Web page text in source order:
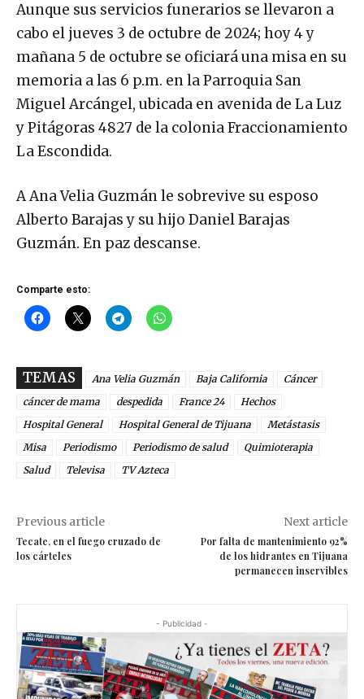
Aunque sus servicios funerarios se llevaron a
cabo el jueves 3 de octubre de 2024; hoy 4 y
mañana 5 de octubre se oficiará una misa en su
memoria a las 6 p.m. en la Parroquia San
Miguel Arcángel, ubicada en avenida de La Luz
y Pitágoras 4827 de la colonia Fraccionamiento
La Escondida.
A Ana Velia Guzmán le sobrevive su esposo
Alberto Barajas y su hijo Daniel Barajas
Guzmán. En paz descanse.
Comparte esto:
TEMAS Ana Velia Guzmán Baja California
Cáncer
cáncer de mama
despedida France 24
Hechos
Hospital General
Hospital General de Tijuana
Metástasis
Misa
Periodismo Periodismo de salud
Quimioterapia
Salud
Televisa TV Azteca
Previous article
Tecate, en el fuego cruzado de
los cárteles
Next article
Por falta de mantenimiento 92%
de los hidrantes en Tijuana
permanecen inservibles
- Publicidad -